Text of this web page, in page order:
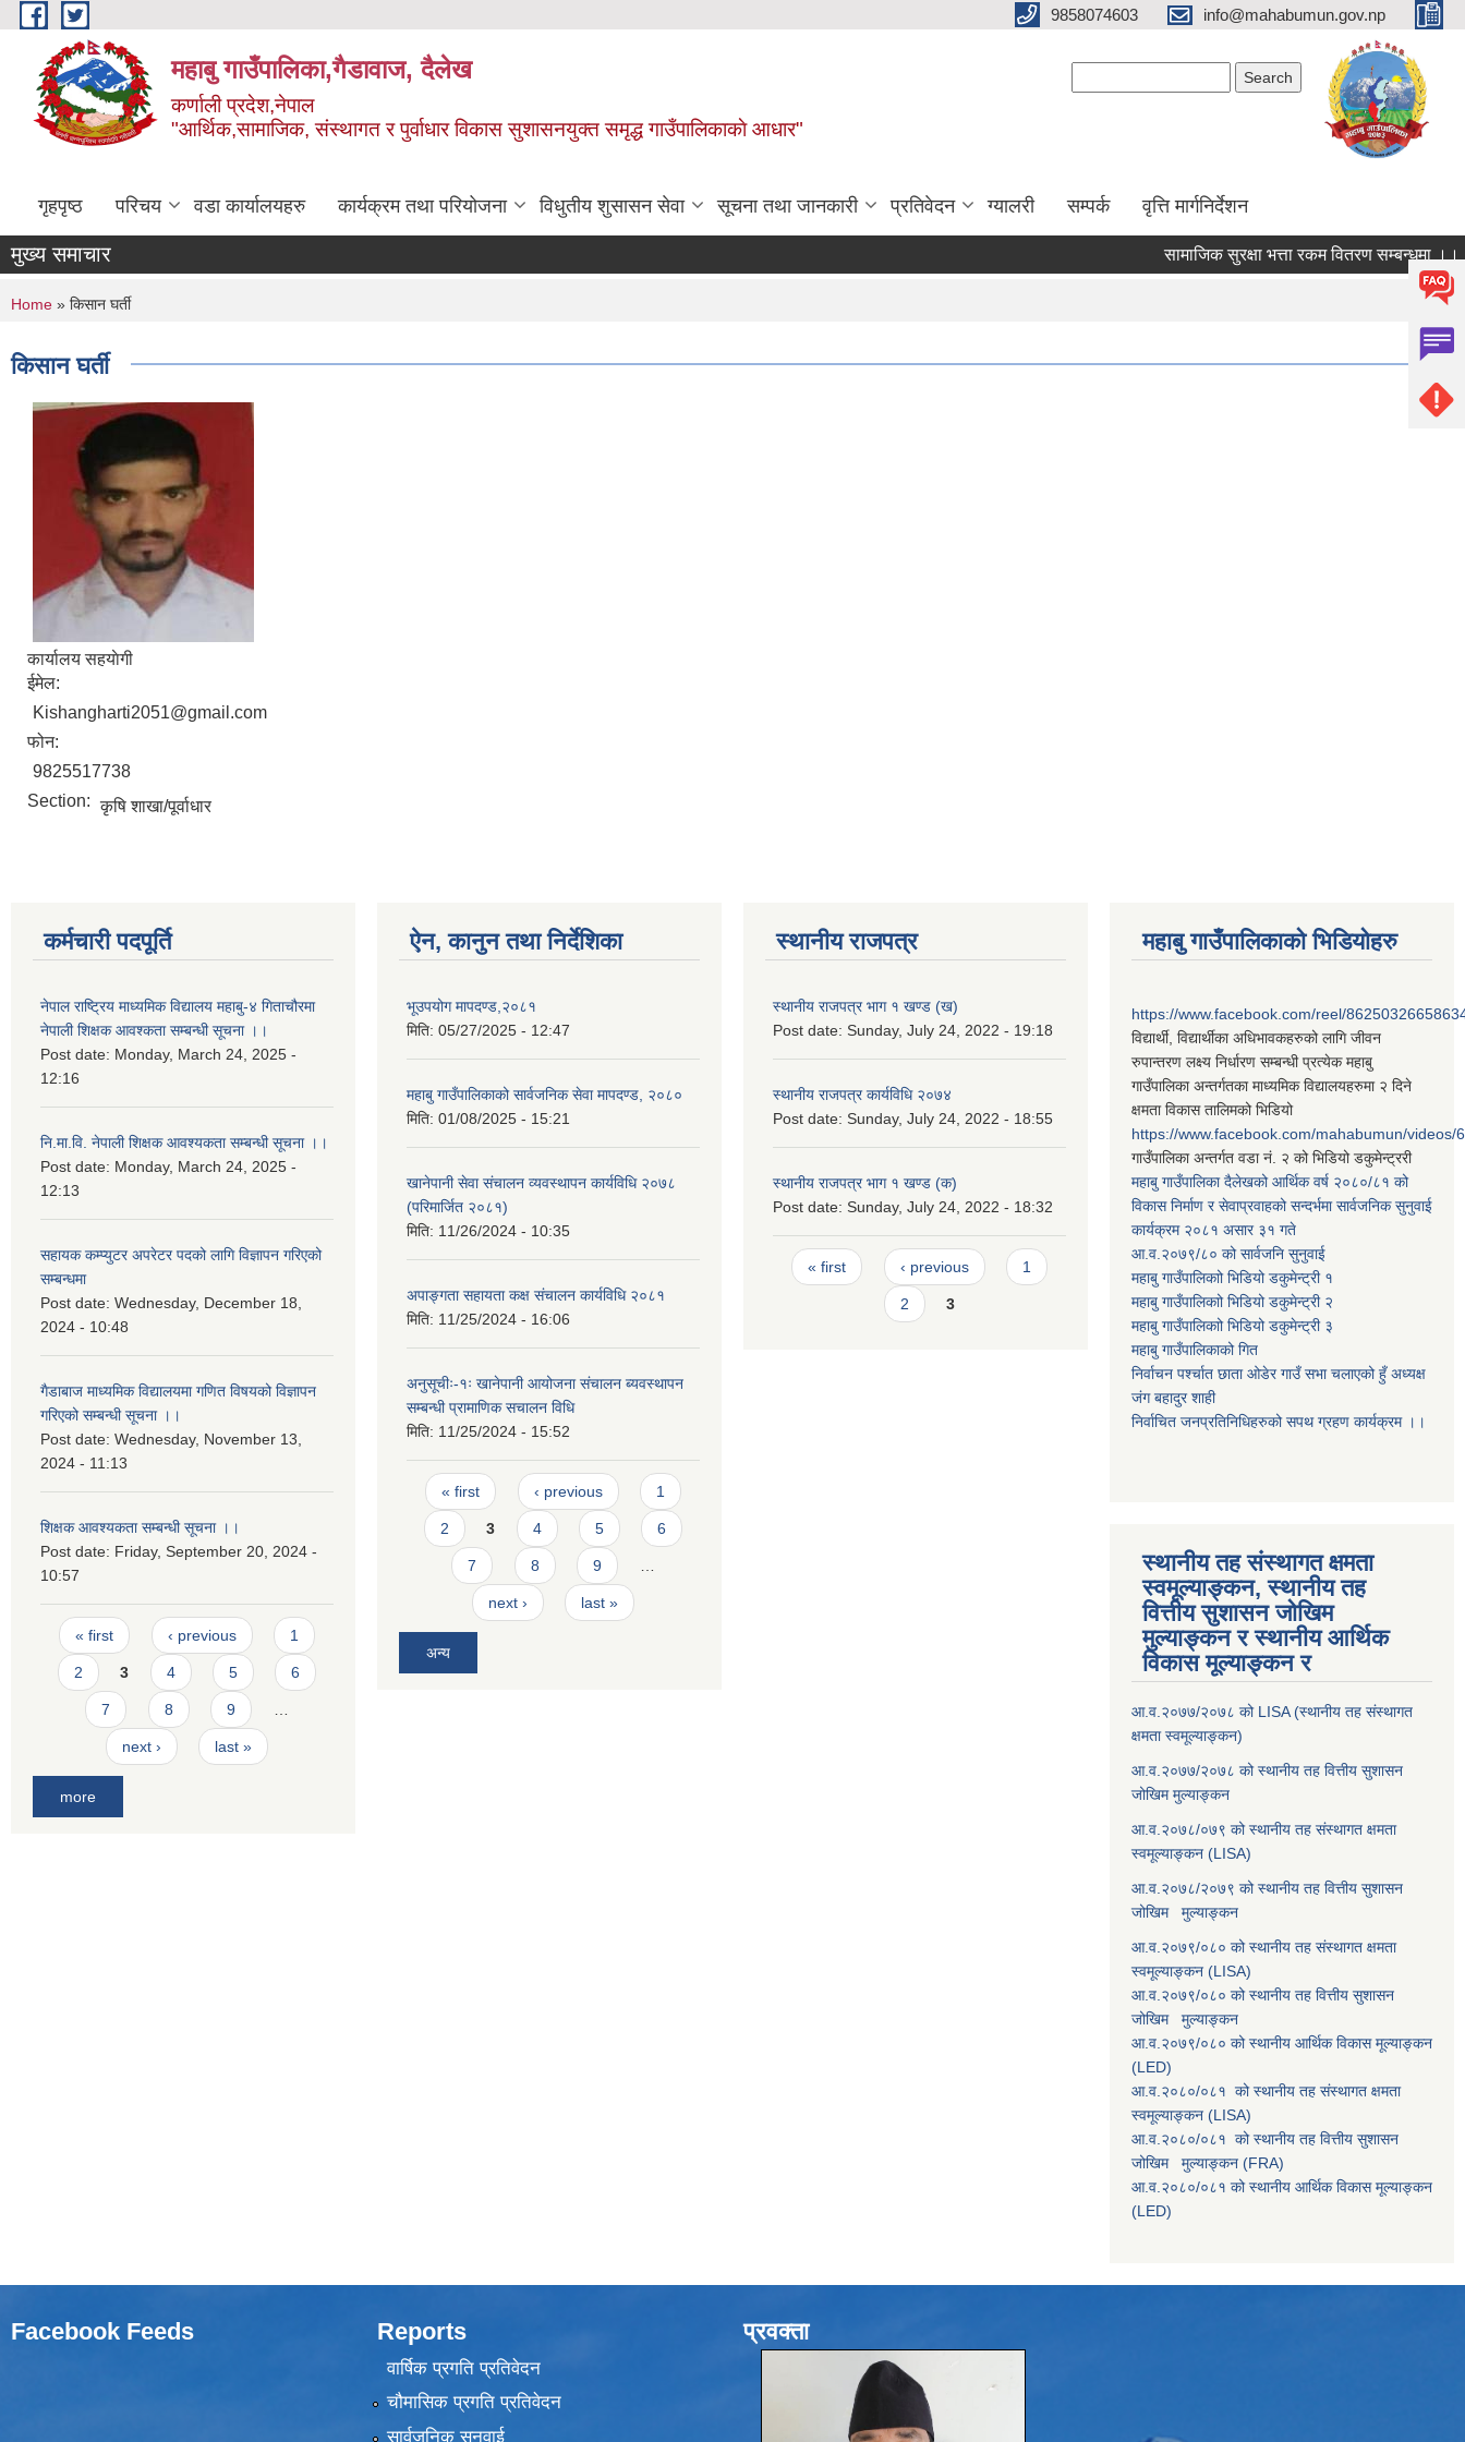
Skip to main content 9858074603 info@mahabumun.gov.np
महाबु गाउँपालिका,गैडावाज, दैलेख
कर्णाली प्रदेश,नेपाल
"आर्थिक,सामाजिक, संस्थागत र पुर्वाधार विकास सुशासनयुक्त समृद्ध गाउँपालिकाकाे आधार"
गृहपृष्ठ परिचय वडा कार्यालयहरु कार्यक्रम तथा परियोजना विधुतीय शुसासन सेवा सूचना तथा जानकारी प्रतिवेदन ग्यालरी सम्पर्क वृत्ति मार्गनिर्देशन
मुख्य समाचार सामाजिक सुरक्षा भत्ता रकम वितरण सम्बन्धमा ।।
You are here
Home » किसान घर्ती
किसान घर्ती
कार्यालय सहयाेगी
ईमेल:
Kishangharti2051@gmail.com
फोन:
9825517738
Section: कृषि शाखा/पूर्वाधार
कर्मचारी पदपूर्ति
नेपाल राष्ट्रिय माध्यमिक विद्यालय महाबु-४ गिताचौरमा
नेपाली शिक्षक आवश्कता सम्बन्धी सूचना ।।
Post date: Monday, March 24, 2025 -
12:16
नि.मा.वि. नेपाली शिक्षक आवश्यकता सम्बन्धी सूचना ।।
Post date: Monday, March 24, 2025 -
12:13
सहायक कम्प्युटर अपरेटर पदको लागि विज्ञापन गरिएको
सम्बन्धमा
Post date: Wednesday, December 18,
2024 - 10:48
गैडाबाज माध्यमिक विद्यालयमा गणित विषयको विज्ञापन
गरिएको सम्बन्धी सूचना ।।
Post date: Wednesday, November 13,
2024 - 11:13
शिक्षक आवश्यकता सम्बन्धी सूचना ।।
Post date: Friday, September 20, 2024 -
10:57
Pages
« first ‹ previous 1
2 3 4 5 6
7 8 9
next › last »
more
ऐन, कानुन तथा निर्देशिका
भूउपयोग मापदण्ड,२०८१
मिति: 05/27/2025 - 12:47
महाबु गाउँपालिकाको सार्वजनिक सेवा मापदण्ड, २०८०
मिति: 01/08/2025 - 15:21
खानेपानी सेवा संचालन व्यवस्थापन कार्यविधि २०७८
(परिमार्जित २०८१)
मिति: 11/26/2024 - 10:35
अपाङ्गता सहायता कक्ष संचालन कार्यविधि २०८१
मिति: 11/25/2024 - 16:06
अनुसूचीः-१ः खानेपानी आयोजना संचालन ब्यवस्थापन
सम्बन्धी प्रामाणिक स‌चालन विधि
मिति: 11/25/2024 - 15:52
Pages
« first ‹ previous 1
2 3 4 5 6
7 8 9
next › last »
अन्य
स्थानीय राजपत्र
स्थानीय राजपत्र भाग १ खण्ड (ख)
Post date: Sunday, July 24, 2022 - 19:18
स्थानीय राजपत्र कार्यविधि २०७४
Post date: Sunday, July 24, 2022 - 18:55
स्थानीय राजपत्र भाग १ खण्ड (क)
Post date: Sunday, July 24, 2022 - 18:32
Pages
« first ‹ previous 1
2 3
महाबु गाउँपालिकाको भिडियोहरु
https://www.facebook.com/reel/
विद्यार्थी, विद्यार्थीका अधिभावकहरुको लागि जीवन
रुपान्तरण लक्ष्य निर्धारण सम्बन्धी प्रत्येक महाबु
गाउँपालिका अन्तर्गतका माध्यमिक विद्यालयहरुमा २ दिने
क्षमता विकास तालिमको भिडियो
https://www.facebook.com/mahabumun/videos/
गाउँपालिका अन्तर्गत वडा नं. २ को भिडियो डकुमेन्ट्ररी
महाबु गाउँपालिका दैलेखको आर्थिक वर्ष २०८०/८१ को
विकास निर्माण र सेवाप्रवाहको सन्दर्भमा सार्वजनिक सुनुवाई
कार्यक्रम २०८१ असार ३१ गते
आ.व.२०७९/८० को सार्वजनि सुनुवाई
महाबु गाउँपालिकाो भिडियो डकुमेन्ट्री १
महाबु गाउँपालिकाो भिडियो डकुमेन्ट्री २
महाबु गाउँपालिकाो भिडियो डकुमेन्ट्री ३
महाबु गाउँपालिकाको गित
निर्वाचन पर्श्चात छाता ओडेर गाउँ सभा चलाएको हुँ अध्यक्ष
जंग बहादुर शाही
निर्वाचित जनप्रतिनिधिहरुको सपथ ग्रहण कार्यक्रम ।।
स्थानीय तह संस्थागत क्षमता
स्वमूल्याङ्कन, स्थानीय तह
वित्तीय सुशासन जोखिम
मुल्याङ्कन र स्थानीय आर्थिक
विकास मूल्याङ्कन र
आ.व.२०७७/२०७८ को LISA (स्थानीय तह संस्थागत
क्षमता स्वमूल्याङ्कन)
आ.व.२०७७/२०७८ को स्थानीय तह वित्तीय सुशासन
जोखिम मुल्याङ्कन
आ.व.२०७८/०७९ को स्थानीय तह संस्थागत क्षमता
स्वमूल्याङ्कन (LISA)
आ.व.२०७८/२०७९ को स्थानीय तह वित्तीय सुशासन
जोखिम मुल्याङ्कन
आ.व.२०७९/०८० को स्थानीय तह संस्थागत क्षमता
स्वमूल्याङ्कन (LISA)
आ.व.२०७९/०८० को स्थानीय तह वित्तीय सुशासन
जोखिम मुल्याङ्कन
आ.व.२०७९/०८० को स्थानीय आर्थिक विकास मूल्याङ्कन
(LED)
आ.व.२०८०/०८१ को स्थानीय तह संस्थागत क्षमता
स्वमूल्याङ्कन (LISA)
आ.व.२०८०/०८१ को स्थानीय तह वित्तीय सुशासन
जोखिम मुल्याङ्कन (FRA)
आ.व.२०८०/०८१ को स्थानीय आर्थिक विकास मूल्याङ्कन
(LED)
Facebook Feeds Reports
वार्षिक प्रगति प्रतिवेदन
चौमासिक प्रगति प्रतिवेदन
सार्वजनिक सुनुवाई
प्रवक्ता